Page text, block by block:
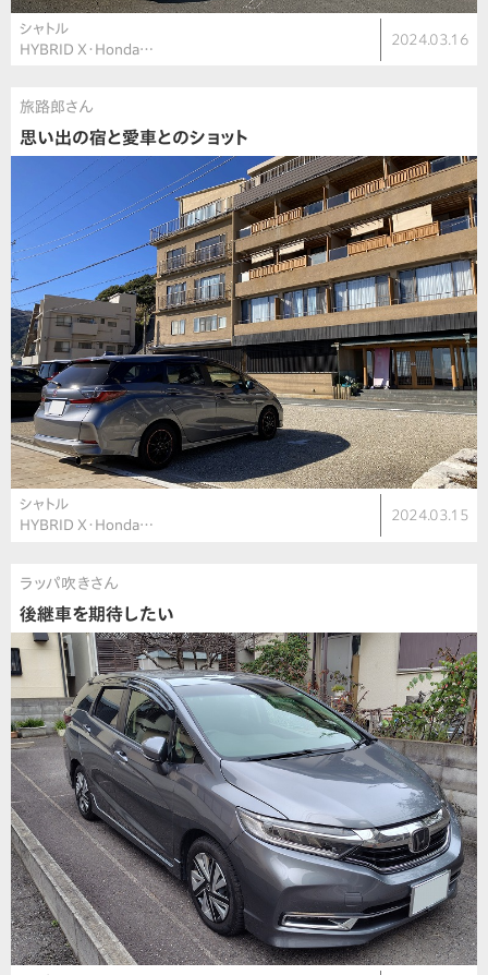
シャトル
HYBRID X・Honda…
2024.03.16
旅路郎さん
思い出の宿と愛車とのショット
シャトル
HYBRID X・Honda…
2024.03.15
ラッパ吹きさん
後継車を期待したい